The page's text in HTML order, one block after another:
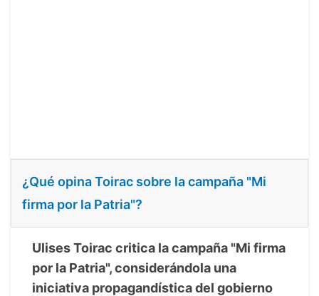
¿Qué opina Toirac sobre la campaña "Mi
firma por la Patria"?
Ulises Toirac critica la campaña "Mi firma
por la Patria", considerándola una
iniciativa propagandística del gobierno